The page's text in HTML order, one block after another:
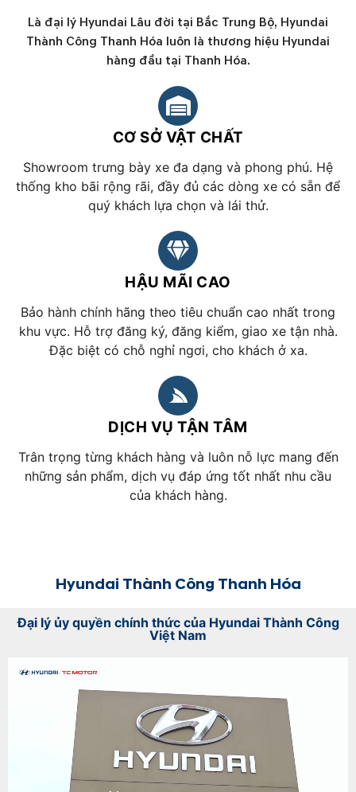
Là đại lý Hyundai Lâu đời tại Bắc Trung Bộ, Hyundai
Thành Công Thanh Hóa luôn là thương hiệu Hyundai
hàng đầu tại Thanh Hóa.
CƠ SỞ VẬT CHẤT
Showroom trưng bày xe đa dạng và phong phú. Hệ
thống kho bãi rộng rãi, đầy đủ các dòng xe có sẵn để
quý khách lựa chọn và lái thử.
HẬU MÃI CAO
Bảo hành chính hãng theo tiêu chuẩn cao nhất trong
khu vực. Hỗ trợ đăng ký, đăng kiểm, giao xe tận nhà.
Đặc biệt có chỗ nghỉ ngơi, cho khách ở xa.
DỊCH VỤ TẬN TÂM
Trân trọng từng khách hàng và luôn nỗ lực mang đến
những sản phẩm, dịch vụ đáp ứng tốt nhất nhu cầu
của khách hàng.
Hyundai Thành Công Thanh Hóa
Đại lý ủy quyền chính thức của Hyundai Thành Công
Việt Nam